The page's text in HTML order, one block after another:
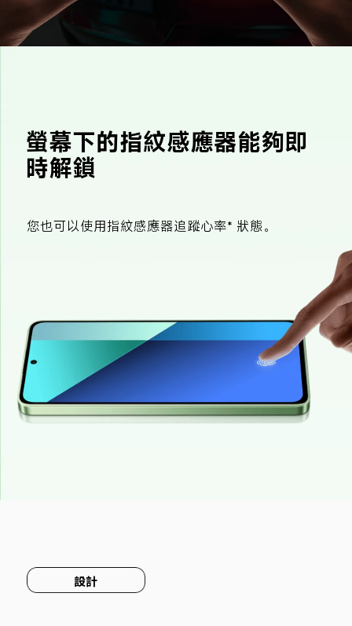
螢幕下的指紋感應器能夠即
時解鎖
您也可以使用指紋感應器追蹤心率* 狀態。
設計